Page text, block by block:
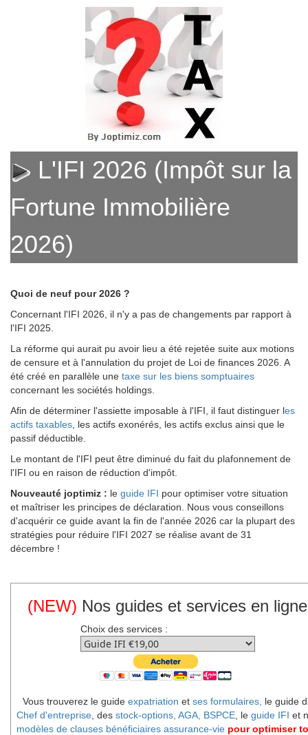
L'IFI 2026 (Impôt sur la
Fortune Immobilière
2026)
Quoi de neuf pour 2026 ?
Concernant l'IFI 2026, il n'y a pas de changements par rapport à
l'IFI 2025.
La réforme qui aurait pu avoir lieu a été rejetée suite aux motions
de censure et à l'annulation du projet de Loi de finances 2026. A
été créé en parallèle une taxe sur les biens somptuaires
concernant les sociétés holdings.
Afin de déterminer l'assiette imposable à l'IFI, il faut distinguer les
actifs taxables , les actifs exonérés, les actifs exclus ainsi que le
passif déductible.
Le montant de l'IFI peut être diminué du fait du plafonnement de
l'IFI ou en raison de réduction d'impôt.
Nouveauté joptimiz : le guide IFI pour optimiser votre situation
et maîtriser les principes de déclaration. Nous vous conseillons
d'acquérir ce guide avant la fin de l'année 2026 car la plupart des
stratégies pour réduire l'IFI 2027 se réalise avant de 31
décembre !
(NEW) Nos guides et services en ligne
Choix des services :
Vous trouverez le guide expatriation et ses formulaires, le guide
Chef d'entreprise, des stock-options, AGA, BSPCE, le guide IFI et
modèles de clauses bénéficiaires assurance-vie pour optimiser